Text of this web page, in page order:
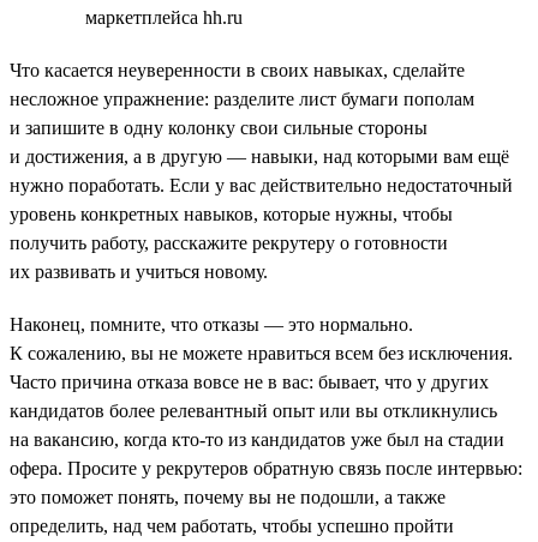
маркетплейса hh.ru
Что касается неуверенности в своих навыках, сделайте
несложное упражнение: разделите лист бумаги пополам
и запишите в одну колонку свои сильные стороны
и достижения, а в другую — навыки, над которыми вам ещё
нужно поработать. Если у вас действительно недостаточный
уровень конкретных навыков, которые нужны, чтобы
получить работу, расскажите рекрутеру о готовности
их развивать и учиться новому.
Наконец, помните, что отказы — это нормально.
К сожалению, вы не можете нравиться всем без исключения.
Часто причина отказа вовсе не в вас: бывает, что у других
кандидатов более релевантный опыт или вы откликнулись
на вакансию, когда кто-то из кандидатов уже был на стадии
офера. Просите у рекрутеров обратную связь после интервью:
это поможет понять, почему вы не подошли, а также
определить, над чем работать, чтобы успешно пройти